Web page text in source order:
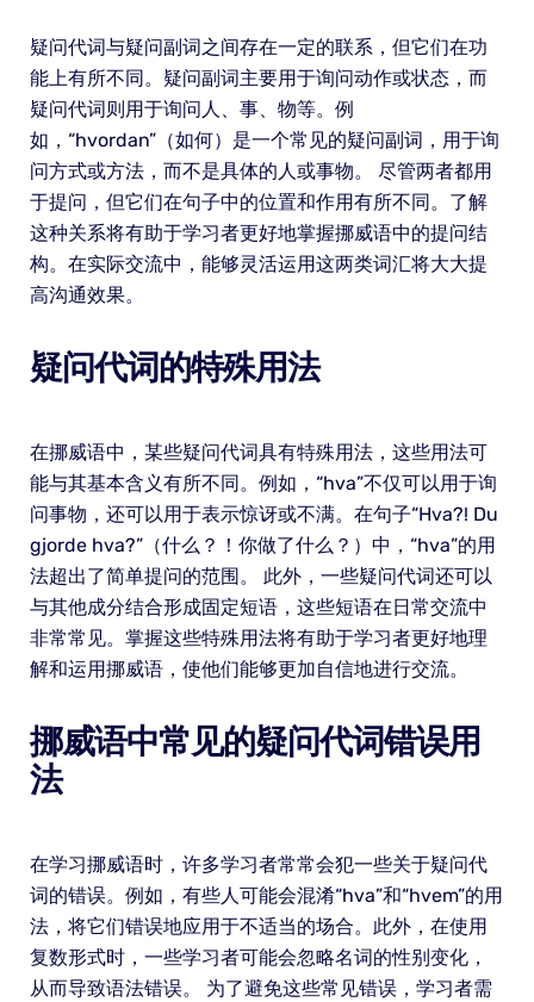
疑问代词与疑问副词之间存在一定的联系，但它们在功
能上有所不同。疑问副词主要用于询问动作或状态，而
疑问代词则用于询问人、事、物等。例
如，“hvordan”（如何）是一个常见的疑问副词，用于询
问方式或方法，而不是具体的人或事物。 尽管两者都用
于提问，但它们在句子中的位置和作用有所不同。了解
这种关系将有助于学习者更好地掌握挪威语中的提问结
构。在实际交流中，能够灵活运用这两类词汇将大大提
高沟通效果。
疑问代词的特殊用法
在挪威语中，某些疑问代词具有特殊用法，这些用法可
能与其基本含义有所不同。例如，“hva”不仅可以用于询
问事物，还可以用于表示惊讶或不满。在句子“Hva?! Du
gjorde hva?”（什么？！你做了什么？）中，“hva”的用
法超出了简单提问的范围。 此外，一些疑问代词还可以
与其他成分结合形成固定短语，这些短语在日常交流中
非常常见。掌握这些特殊用法将有助于学习者更好地理
解和运用挪威语，使他们能够更加自信地进行交流。
挪威语中常见的疑问代词错误用
法
在学习挪威语时，许多学习者常常会犯一些关于疑问代
词的错误。例如，有些人可能会混淆“hva”和“hvem”的用
法，将它们错误地应用于不适当的场合。此外，在使用
复数形式时，一些学习者可能会忽略名词的性别变化，
从而导致语法错误。 为了避免这些常见错误，学习者需